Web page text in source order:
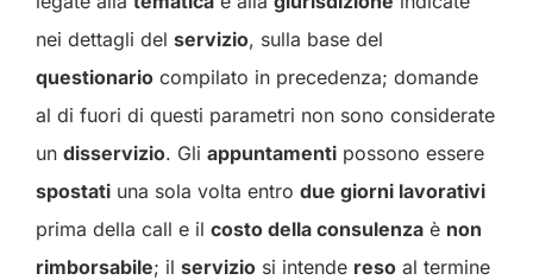
nei dettagli del servizio, sulla base del
questionario compilato in precedenza; domande
al di fuori di questi parametri non sono considerate
un disservizio. Gli appuntamenti possono essere
spostati una sola volta entro due giorni lavorativi
prima della call e il costo della consulenza è non
rimborsabile; il servizio si intende reso al termine